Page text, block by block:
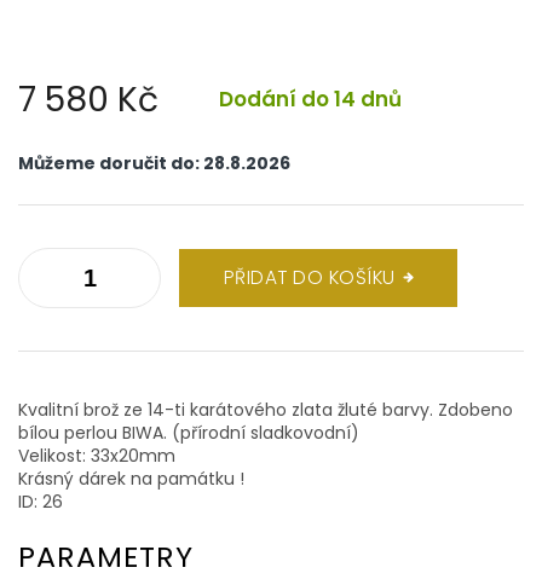
7 580 Kč Dodání do 14 dnů
cena:
Můžeme doručit do: 28.8.2026
PŘIDAT DO KOŠÍKU
Kvalitní brož ze 14-ti karátového zlata žluté barvy. Zdobeno
bílou perlou BIWA. (přírodní sladkovodní)
Velikost: 33x20mm
Krásný dárek na památku !
ID: 26
PARAMETRY